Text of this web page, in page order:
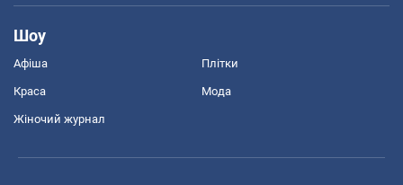
Шоу
Афіша Плітки
Краса Мода
Жіночий журнал